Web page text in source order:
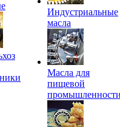
Индустриальные
масла
Масла для
пищевой